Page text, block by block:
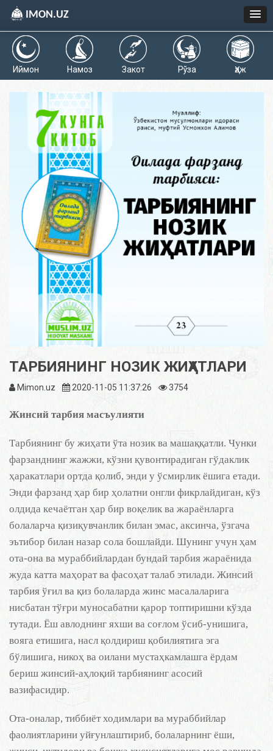
IMON.UZ
Иймон Намоз Закот Рўза Ҳаж
ТАРБИЯНИНГ НОЗИК ЖИҲАТЛАРИ
Mimon.uz 2020-11-05 11:37:26 3754
Жинсий тарбия масъулияти
Тарбиянинг бу жиҳати ўта нозик ва машаққатли. Чунки
фарзанднинг жажжи, кўзни қувонтирадиган гўдаклик
ҳаракатлари ортда қолиб, энди у ўсмирлик ёшига етади.
Энди фарзанд ҳар бир ҳолатни онгли фикрлайдиган, кўз
олдида кечаётган ҳар бир воқелик ва жараёнларга
болаларча қизиқувчанлик билан эмас, аксинча, ўзгача
эътибор билан назар сола бошлайди. Шунинг учун ҳам
ота-она ва мураббийлардан бундай тарбия жараёнида
жуда катта маҳорат ва фасоҳат талаб этилади. Жинсий
тарбия ўғил ва қиз болаларда жинс масалаларига
нисбатан тўғри муносабатни қарор топтиришни кўзда
тутади. Ёш авлоднинг яхши ва соғлом ўсиб-унишига,
вояга етишига, насл қолдириш қобилиятига эга
бўлишига, никоҳ ва оилани мустаҳкамлашга ёрдам
бериш жинсий-аҳлоқий тарбиянинг асосий
вазифасидир.
Ота-оналар, тиббиёт ходимлари ва мураббийлар
фаолиятларини уйғунлаштириб, болаларнинг ёши,